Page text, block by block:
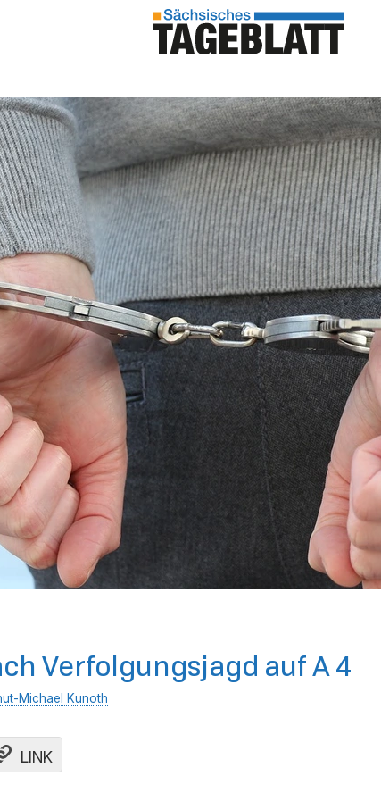
Verfolgungsjagd auf A 4
Michael Kunoth
LINK